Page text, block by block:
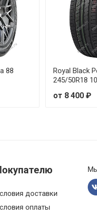
от 8
от 9
от 7
от 8
от
88
Royal Black
245/50R18
от 8 400 ₽
доставки
оплаты